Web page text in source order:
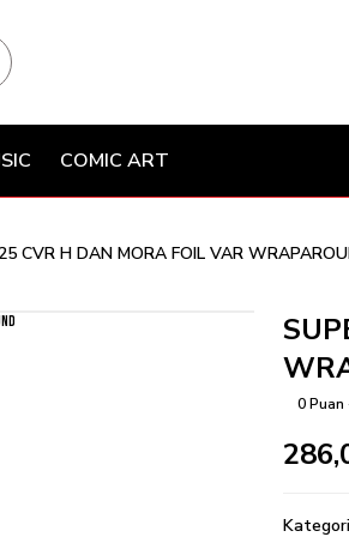
COMIC ART
CVR H DAN MORA FOIL VAR
0 Puan
Kategori